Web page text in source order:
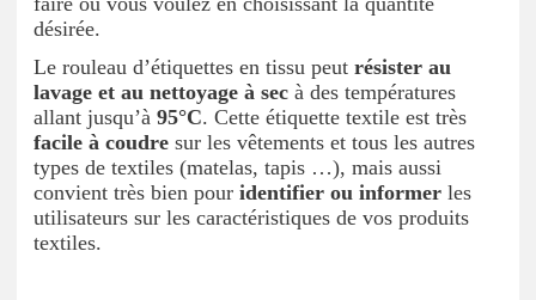
désirée.
Le rouleau d’étiquettes en tissu peut résister au
lavage et au nettoyage à sec à des températures
allant jusqu’à 95°C. Cette étiquette textile est très
facile à coudre sur les vêtements et tous les autres
types de textiles (matelas, tapis …), mais aussi
convient très bien pour identifier ou informer les
utilisateurs sur les caractéristiques de vos produits
textiles.